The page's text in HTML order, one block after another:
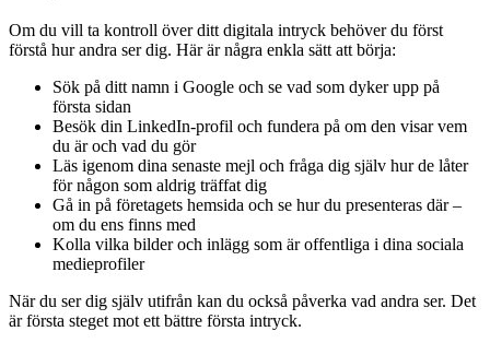
Om du vill ta kontroll över ditt digitala intryck behöver du först
förstå hur andra ser dig. Här är några enkla sätt att börja:
Sök på ditt namn i Google och se vad som dyker upp på
första sidan
Besök din LinkedIn-profil och fundera på om den visar vem
du är och vad du gör
Läs igenom dina senaste mejl och fråga dig själv hur de låter
för någon som aldrig träffat dig
Gå in på företagets hemsida och se hur du presenteras där –
om du ens finns med
Kolla vilka bilder och inlägg som är offentliga i dina sociala
medieprofiler
När du ser dig själv utifrån kan du också påverka vad andra ser. Det
är första steget mot ett bättre första intryck.